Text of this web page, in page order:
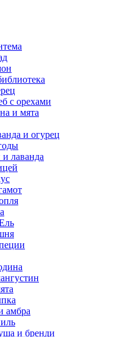
с орехами
и мята
и огурец
лаванда
амбра
и бренди